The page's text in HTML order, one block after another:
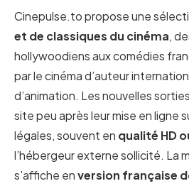
Cinepulse.to propose une
et de classiques du cinéma,
hollywoodiens aux comédies
par le cinéma d’auteur
d’animation. Les nouvelles
site peu après leur mise en ligne
légales, souvent en qualité HD
l’hébergeur externe sollicité. La
s’affiche enversion française